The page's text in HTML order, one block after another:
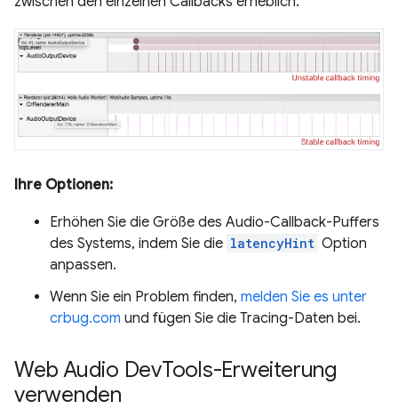
Ihre Optionen:
Erhöhen Sie die Größe des Audio-Callback-Puffers
des Systems, indem Sie die latencyHint Option
anpassen.
Wenn Sie ein Problem finden, melden Sie es unter
crbug.com und fügen Sie die Tracing-Daten bei.
Web Audio DevTools-Erweiterung
verwenden